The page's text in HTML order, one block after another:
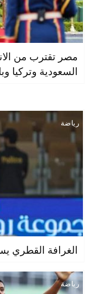
مصر تقترب من
السعودية وتركيا
رياضة
الغرافة القطري
رياضة